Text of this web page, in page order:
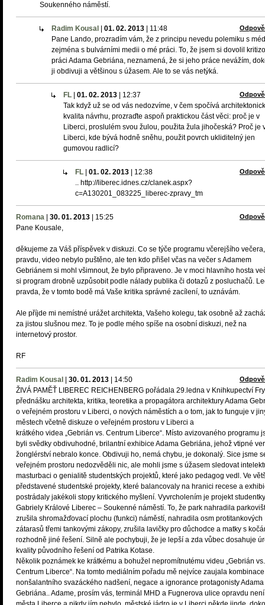
Soukenného náměstí.
Radim Kousal 01. 02. 2013 11:48
Pane Lando, prozradím vám, že z principu nevedu polemiku s
zejména s bulvárními medii o mé práci. To, že jsem si dovolil
práci Adama Gebriána, neznamená, že si jeho práce nevážím,
ji obdivuji a většinou s úžasem. Ale to se vás netýká.
FL 01. 02. 2013 12:37
Tak když už se od vás nedozvíme, v čem spočívá
kvalita návrhu, prozraďte aspoň praktickou část věci: proč je v
Liberci, proslulém svou žulou, použita žula jihočeská? Proč je
Liberci, kde bývá hodně sněhu, použit povrch ukliditelný jen
gumovou radlicí?
FL 01. 02. 2013 12:38
.. http://liberec.idnes.cz/clanek.aspx?
c=A130201_083225_liberec-zpravy_tm
Romana 30. 01. 2013 15:25
Pane Kousale,
děkujeme za Váš příspěvek v diskuzi. Co se týče programu včerejšího
pravdu, video nebylo puštěno, ale ten kdo přišel včas na večer s Adamem
Gebriánem si mohl všimnout, že bylo připraveno. Je v moci hlavního hosta
si program drobně uzpůsobit podle nálady publika či dotazů z posluchačů.
pravda, že v tomto bodě má Vaše kritika správné zacílení, to uznávám.
Ale příjde mi nemístné urážet architekta, Vašeho kolegu, tak osobně až
za jistou slušnou mez. To je podle mého spíše na osobní diskuzi, než na
internetový prostor.
RF
Radim Kousal 30. 01. 2013 14:50
ŽIVÁ PAMĚŤ LIBEREC REICHENBERG pořádala 29.ledna v Knihkupectví
přednášku architekta, kritika, teoretika a propagátora architektury Adama
o veřejném prostoru v Liberci, o nových náměstích a o tom, jak to funguje v
městech včetně diskuze o veřejném prostoru v Liberci a
krátkého videa „Gebrián vs. Centrum Liberce“. Místo avizovaného programu
byli svědky obdivuhodné, brilantní exhibice Adama Gebriána, jehož vtipné
žonglérství nebralo konce. Obdivuji ho, nemá chybu, je dokonalý. Sice jsme
veřejném prostoru nedozvěděli nic, ale mohli jsme s úžasem sledovat
masturbaci o genialitě studentských projektů, které jako pedagog vedl. Ve
představené studentské projekty, které balancovaly na hranici recese a
postrádaly jakékoli stopy kritického myšlení. Vyvrcholením je projekt studentky
Gabriely Králové Liberec – Soukenné náměstí. To, že park nahradila
zrušila shromažďovací plochu (funkci) náměstí, nahradila osm protitankových
zátarasů třemi tankovými zákopy, zrušila lavičky pro důchodce a matky s
rozhodně jiné řešení. Silně ale pochybuji, že je lepší a zda vůbec dosahuje
kvality původního řešení od Patrika Kotase.
Několik poznámek ke krátkému a bohužel nepromítnutému videu „Gebrián vs.
Centrum Liberce“. Na tomto mediálním pořadu mě nejvíce zaujala kombinace
nonšalantního svazáckého nadšení, negace a ignorance protagonisty Adama
Gebriána.. Adame, prosím vás, terminál MHD a Fugnerova ulice opravdu